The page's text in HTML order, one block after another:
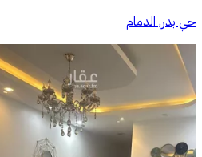
حي بدر, الدمام